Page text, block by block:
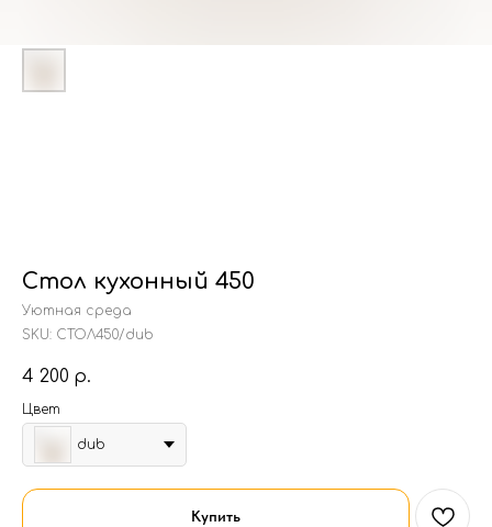
Стол кухонный 450
Уютная среда
SKU: СТОЛ450/dub
4 200 р.
Цвет
dub
Купить